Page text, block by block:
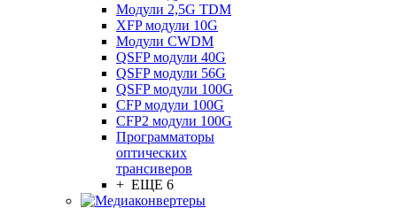
Модули 2,5G TDM
XFP модули 10G
Модули CWDM
QSFP модули 40G
QSFP модули 56G
QSFP модули 100G
CFP модули 100G
CFP2 модули 100G
Программаторы
оптических
трансиверов
+ ЕЩЕ 6